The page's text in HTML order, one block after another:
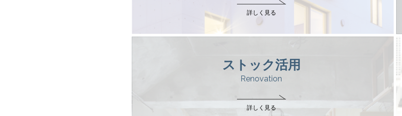
詳しく見る
ストック活用
Renovation
詳しく見る